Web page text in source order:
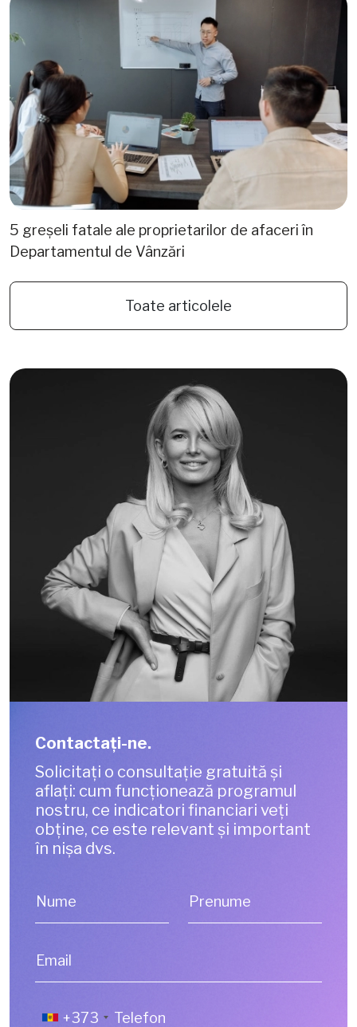
5 greșeli fatale ale proprietarilor de afaceri în
Departamentul de Vânzări
Toate articolele
Contactaţi-ne.
Solicitați o consultație gratuită și
aflați: cum funcționează programul
nostru, ce indicatori financiari veți
obține, ce este relevant și important
în nișa dvs.
Nume Prenume
Email
+373